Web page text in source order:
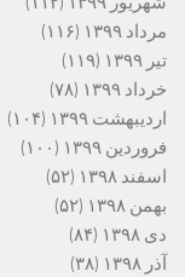
مرداد ۱۳۹۹
(۱۱۶)
تیر ۱۳۹۹
(۱۱۹)
خرداد ۱۳۹۹
(۷۸)
اردیبهشت ۱۳۹۹
(۱۰۴)
فروردین ۱۳۹۹
(۱۰۰)
اسفند ۱۳۹۸
(۵۲)
بهمن ۱۳۹۸
(۵۲)
دی ۱۳۹۸
(۸۴)
آذر ۱۳۹۸
(۳۸)